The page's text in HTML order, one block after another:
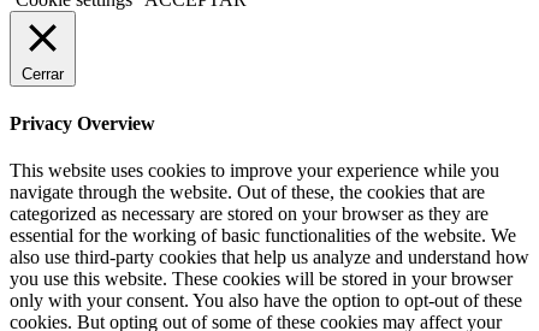
Cerrar
Privacy Overview
This website uses cookies to improve your experience while you
navigate through the website. Out of these, the cookies that are
categorized as necessary are stored on your browser as they are
essential for the working of basic functionalities of the website. We
also use third-party cookies that help us analyze and understand how
you use this website. These cookies will be stored in your browser
only with your consent. You also have the option to opt-out of these
cookies. But opting out of some of these cookies may affect your